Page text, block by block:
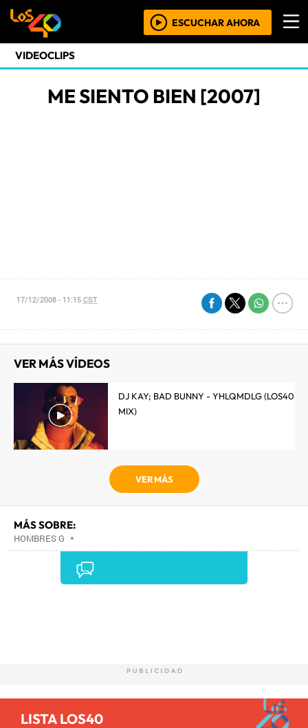
ESCUCHAR AHORA
VIDEOCLIPS
ME SIENTO BIEN [2007]
17/12/2008 - 11:15CST
VER MÁS VÍDEOS
DJ KAY; BAD BUNNY - YHLQMDLG (LOS40
MIX)
VER MÁS
MÁS SOBRE:
HOMBRES G •
LISTA LOS40